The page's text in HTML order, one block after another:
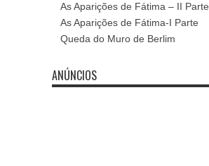
As Aparições de Fátima – II Parte
As Aparições de Fátima-I Parte
Queda do Muro de Berlim
ANÚNCIOS